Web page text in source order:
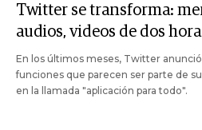
Twitter se transforma:
audios, videos de dos
En los últimos meses, Twitter
funciones que parecen ser parte de
en la llamada "aplicación para todo".